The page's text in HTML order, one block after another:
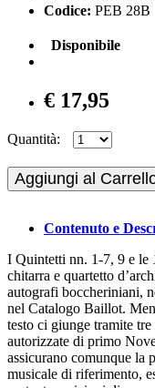
Codice: PEB 28B
Disponibile
€ 17,95
Quantità:
Aggiungi al
Contenuto e
I Quintetti nn. 1-7, 9 e le
chitarra e quartetto
autografi boccheriniani,
nel Catalogo Baillot.
testo ci giunge tramite
autorizzate di primo
assicurano comunque la
musicale di riferimento,